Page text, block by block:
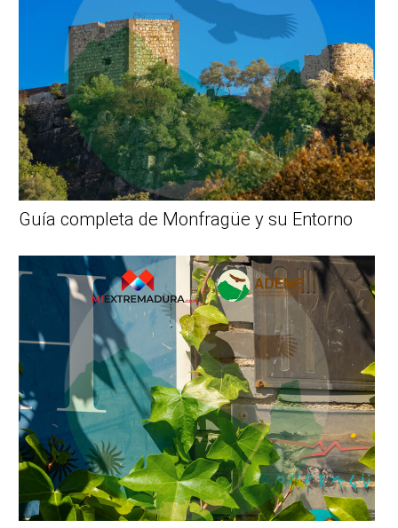
Guía completa de Monfragüe y su Entorno